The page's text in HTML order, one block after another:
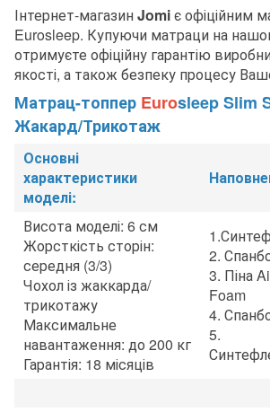
Інтернет-магазинJomiє офіційним
Eurosleep. Купуючи матраци на
отримуєте офіційну гарантію
якості, а також безпеку процесу
Матрац-топпер Eurosleep Slim
Жакард/Трикотаж
Основні
характеристики
моделі:
Висота моделі: 6 см
Жорсткість сторін:
середня (3/3)
Чохол із жаккарда/
трикотажу
Максимальне
навантаження: до 200 кг
Гарантія: 18 місяців
2.
3. Піна
Foam
4.
5.